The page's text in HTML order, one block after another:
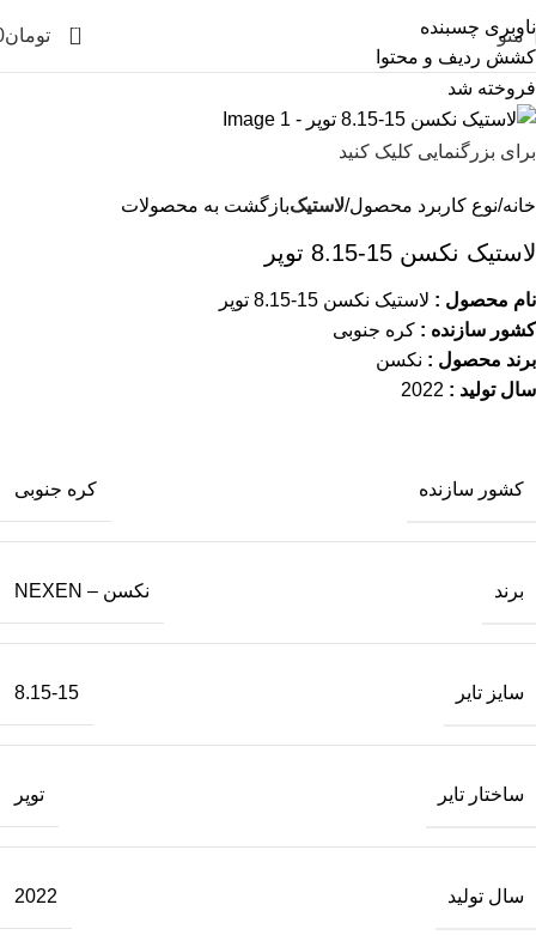
ناوبری چسبنده
کشش ردیف و محتوا
منو 0 تومان
فروخته شد
برای بزرگنمایی کلیک کنید
خانه نوع کاربرد محصول لاستیکبازگشت به محصولات
لاستیک نکسن 15-8.15 توپر
نام محصول : لاستیک نکسن 15-8.15 توپر
کشور سازنده : کره جنوبی
برند محصول : نکسن
سال تولید :
کشور سازنده کره جنوبی
برند نکسن – NEXEN
سایز تایر 8.15-15
ساختار تایر توپر
سال تولید 2022